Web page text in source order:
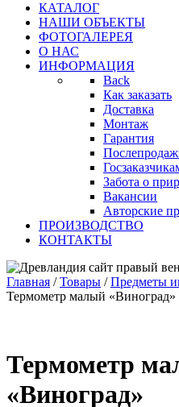
КАТАЛОГ
НАШИ ОБЪЕКТЫ
ФОТОГАЛЕРЕЯ
О НАС
ИНФОРМАЦИЯ
Back
Как заказать
Доставка
Монтаж
Гарантия
Забота о
Вакансии
Авторские
ПРОИЗВОДСТВО
КОНТАКТЫ
Главная /Товары /Предметы
Термометр малый «Виноград»
Термометр
«Виноград»